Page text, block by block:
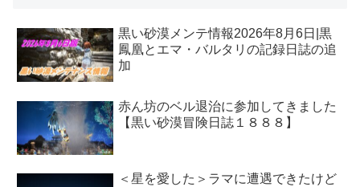
黒い砂漠メンテ情報2026年8月6日|黒
鳳凰とエマ・バルタリの記録日誌の追
加
赤ん坊のベル退治に参加してきました
【黒い砂漠冒険日誌１８８８】
＜星を愛した＞ラマに遭遇できたけど